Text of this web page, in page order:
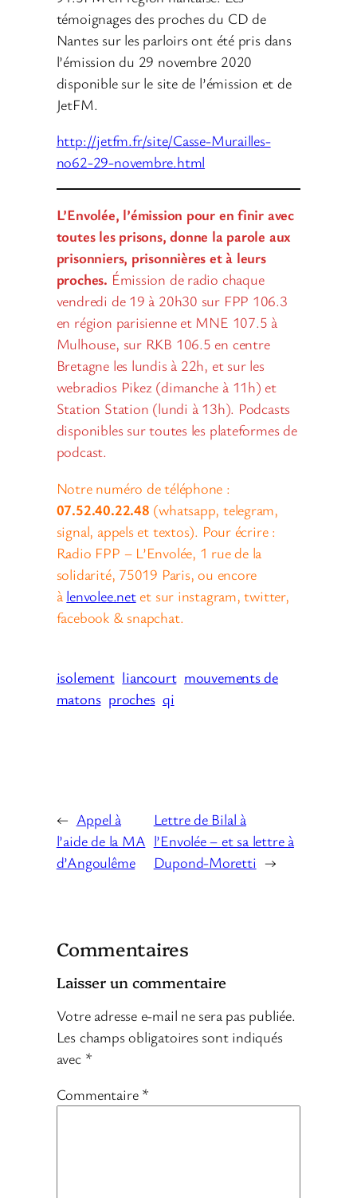
témoignages des proches du CD de
Nantes sur les parloirs ont été pris dans
l’émission du 29 novembre 2020
disponible sur le site de l’émission et de
JetFM.
http://jetfm.fr/site/Casse-Murailles-
no62-29-novembre.html
L’Envolée, l’émission pour en finir avec
toutes les prisons, donne la parole aux
prisonniers, prisonnières et à leurs
proches. Émission de radio chaque
vendredi de 19 à 20h30 sur FPP 106.3
en région parisienne et MNE 107.5 à
Mulhouse, sur RKB 106.5 en centre
Bretagne les lundis à 22h, et sur les
webradios Pikez (dimanche à 11h) et
Station Station (lundi à 13h). Podcasts
disponibles sur toutes les plateformes de
podcast.
Notre numéro de téléphone :
07.52.40.22.48 (whatsapp, telegram,
signal, appels et textos). Pour écrire :
Radio FPP – L’Envolée, 1 rue de la
solidarité, 75019 Paris, ou encore
à lenvolee.netet sur instagram, twitter,
facebook & snapchat.
isolement liancourt mouvements de
matons proches qi
← Appel à
l’aide de la MA
d’Angoulême
Lettre de Bilal à
l’Envolée – et sa lettre à
Dupond-Moretti →
Commentaires
Laisser un commentaire
Votre adresse e-mail ne sera pas publiée.
Les champs obligatoires sont indiqués
avec *
Commentaire *